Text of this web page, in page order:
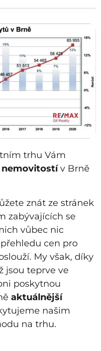
trhu Vám
v Brně
znát ze stránek
zabývajících se
vůbec nic
cen pro
My však, díky
jsou teprve ve
poskytnou
aktuálnější
našim
na trhu.